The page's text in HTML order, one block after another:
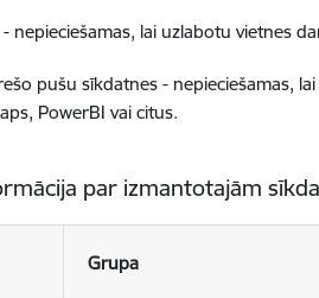
nepieciešamas, lai uzlabotu vietnes
pušu sīkdatnes - nepieciešamas,
PowerBI vai citus.
par izmantotajām
Grupa